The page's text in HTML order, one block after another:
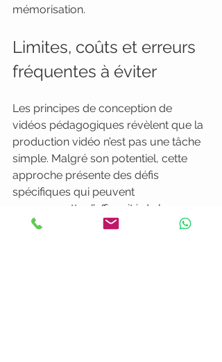
mémorisation.
Limites, coûts et erreurs
fréquentes à éviter
Les principes de conception de
vidéos pédagogiques révèlent que la
production vidéo n’est pas une tâche
simple. Malgré son potentiel, cette
approche présente des défis
spécifiques qui peuvent
compromettre l’efficacité de la
formation si elle n’est pas